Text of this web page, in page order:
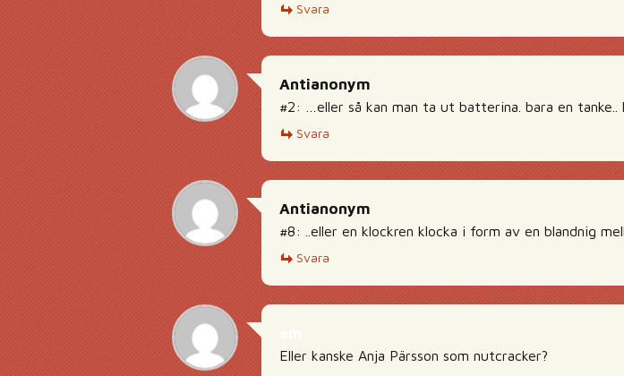
Svara
Antianonym
#2: …eller så kan man ta ut batterina. bara en tanke..
Svara
Antianonym
#8: ..eller en klockren klocka i form av en blandnig
Svara
Eller kanske Anja Pärsson som nutcracker?